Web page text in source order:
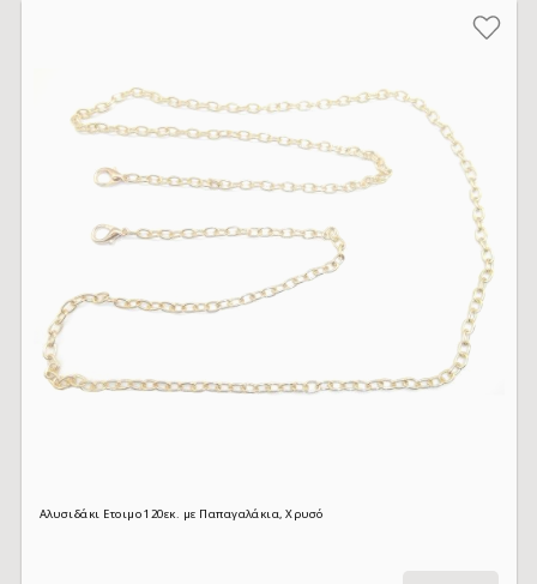
Αλυσιδάκι Ετοιμο 120εκ. με Παπαγαλάκια, Χρυσό